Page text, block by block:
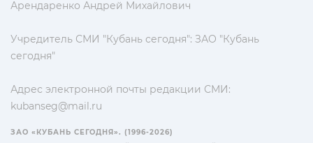
Арендаренко Андрей Михайлович
Учредитель СМИ "Кубань сегодня": ЗАО "Кубань
сегодня"
Адрес электронной почты редакции СМИ:
kubanseg@mail.ru
ЗАО «КУБАНЬ СЕГОДНЯ». (1996-2026)